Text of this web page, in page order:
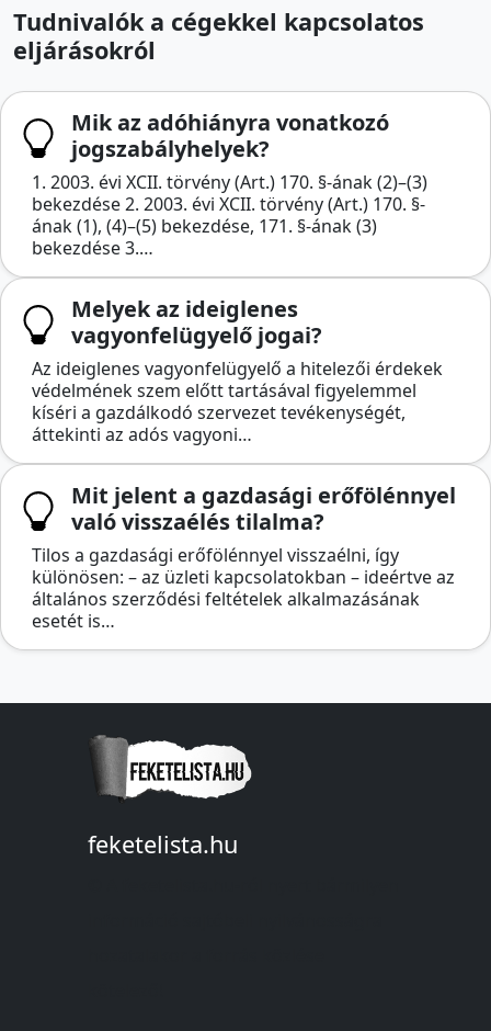
Tudnivalók a cégekkel kapcsolatos
eljárásokról
Mik az adóhiányra vonatkozó
jogszabályhelyek?
1. 2003. évi XCII. törvény (Art.) 170. §-ának (2)–(3)
bekezdése 2. 2003. évi XCII. törvény (Art.) 170. §-
ának (1), (4)–(5) bekezdése, 171. §-ának (3)
bekezdése 3.…
Melyek az ideiglenes
vagyonfelügyelő jogai?
Az ideiglenes vagyonfelügyelő a hitelezői érdekek
védelmének szem előtt tartásával figyelemmel
kíséri a gazdálkodó szervezet tevékenységét,
áttekinti az adós vagyoni…
Mit jelent a gazdasági erőfölénnyel
való visszaélés tilalma?
Tilos a gazdasági erőfölénnyel visszaélni, így
különösen: – az üzleti kapcsolatokban – ideértve az
általános szerződési feltételek alkalmazásának
esetét is…
feketelista.hu